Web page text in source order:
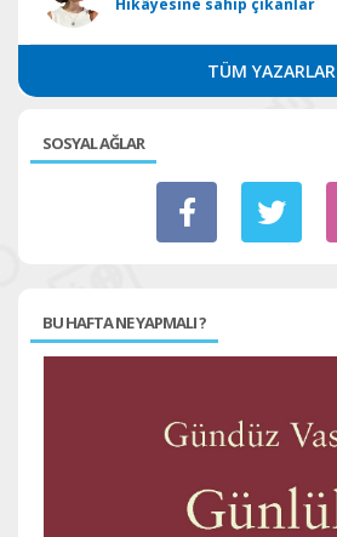
Hikâyesine sahip çıkanlar
TÜM YAZARLAR
SOSYAL AĞLAR
BU HAFTA NE YAPMALI ?